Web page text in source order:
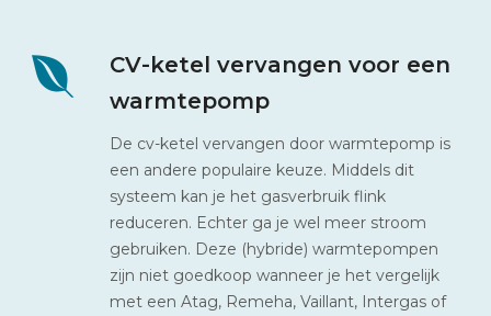
CV-ketel vervangen voor een
warmtepomp
De cv-ketel vervangen door warmtepomp is
een andere populaire keuze. Middels dit
systeem kan je het gasverbruik flink
reduceren. Echter ga je wel meer stroom
gebruiken. Deze (hybride) warmtepompen
zijn niet goedkoop wanneer je het vergelijk
met een Atag, Remeha, Vaillant, Intergas of